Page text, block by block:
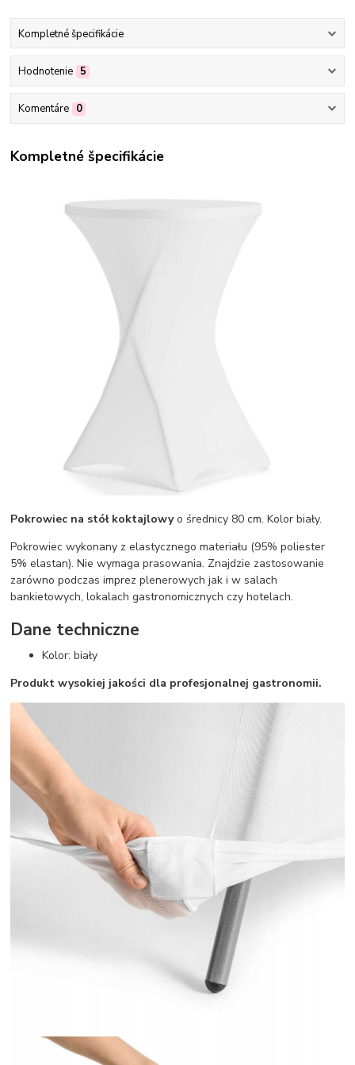
Kompletné špecifikácie
Hodnotenie 5
Komentáre 0
Kompletné špecifikácie
Pokrowiec na stół koktajlowyo średnicy 80 cm. Kolor biały.
Pokrowiec wykonany z elastycznego materiału (95% poliester
5% elastan). Nie wymaga prasowania. Znajdzie zastosowanie
zarówno podczas imprez plenerowych jak i w salach
bankietowych, lokalach gastronomicznych czy hotelach.
Dane techniczne
Kolor: biały
Produkt wysokiej jakości dla profesjonalnej gastronomii.